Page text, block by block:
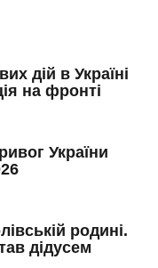
дій в Україні
на фронті
України
родині.
дідусем